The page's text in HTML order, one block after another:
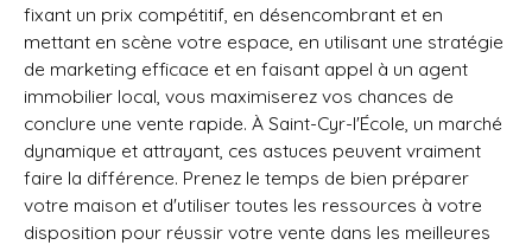
fixant un prix compétitif, en désencombrant et en
mettant en scène votre espace, en utilisant une stratégie
de marketing efficace et en faisant appel à un agent
immobilier local, vous maximiserez vos chances de
conclure une vente rapide. À Saint-Cyr-l'École, un marché
dynamique et attrayant, ces astuces peuvent vraiment
faire la différence. Prenez le temps de bien préparer
votre maison et d'utiliser toutes les ressources à votre
disposition pour réussir votre vente dans les meilleures